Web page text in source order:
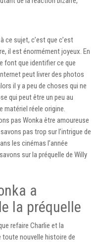
ce sujet, c’est que c’est
il est énormément joyeux. En
font que identifier ce que
peut livrer des photos
il y a peu de choses qui ne
qui peut être un peu au
matériel réele origine.
pas Wonka être amoureuse
pas trop sur l’intrigue de
les cinémas l’année
sur la préquelle de Willy
a
la préquelle
refaire Charlie et la
nouvelle histoire de